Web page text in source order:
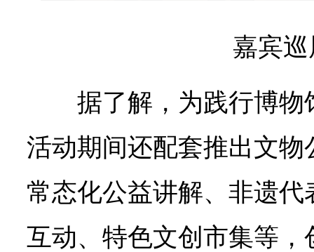
嘉宾
据了解，为践行博
活动期间还配套推出文
常态化公益讲解、非遗
互动、特色文创市集等，